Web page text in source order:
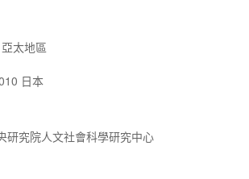
太地區
日本
研究院人文社會科學研究中心